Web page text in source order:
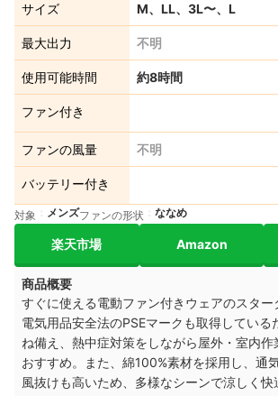
サイズ M、LL、3L〜、L
最大出力 不明
使用可能時間 約8時間
ファン付き
ファンの風量 不明
バッテリー付き
対象 メンズファンの形状 ななめ
楽天市場 Amazon
商品概要
すぐに使える電動ファン付きウェアのスター
電気用品安全法のPSEマークも取得している
ね備え、熱中症対策をしながら屋外・室内作
おすすめ。また、綿100%素材を採用し、通
風抜けも高いため、多様なシーンで涼しく快